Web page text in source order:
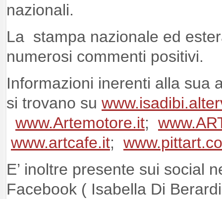
nazionali.
La stampa nazionale ed
numerosi commenti positivi.
Informazioni inerenti alla sua
si trovano su
www.Artemotore.it;
www.artcafe.it;
E’ inoltre presente sui social
Facebook ( Isabella Di